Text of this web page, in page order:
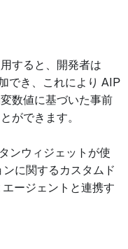
すると、開発者は
でき、これにより AIP
数値に基づいた事前
ができます。
ンウィジェットが使
に関するカスタムド
ージェントと連携す